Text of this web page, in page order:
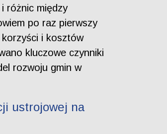
różnic między
po raz pierwszy
i kosztów
kluczowe czynniki
rozwoju gmin w
ustrojowej na